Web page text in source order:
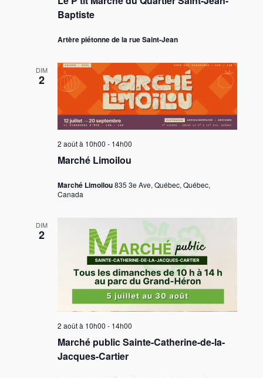
Baptiste
Artère piétonne de la rue Saint-Jean
DIM
2
Marché Limoilou
2 août à 10h00 - 14h00
Marché Limoilou835 3e Ave, Québec, Québec,
Canada
DIM
2
Marché public Sainte-Catherine-de-la-
Jacques-Cartier
2 août à 10h00 - 14h00